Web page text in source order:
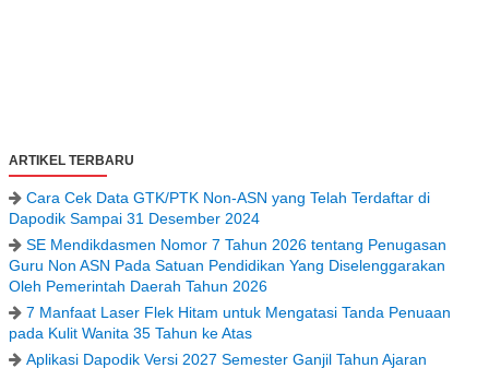
ARTIKEL TERBARU
Cara Cek Data GTK/PTK Non-ASN yang Telah Terdaftar di
Dapodik Sampai 31 Desember 2024
SE Mendikdasmen Nomor 7 Tahun 2026 tentang Penugasan
Guru Non ASN Pada Satuan Pendidikan Yang Diselenggarakan
Oleh Pemerintah Daerah Tahun 2026
7 Manfaat Laser Flek Hitam untuk Mengatasi Tanda Penuaan
pada Kulit Wanita 35 Tahun ke Atas
Aplikasi Dapodik Versi 2027 Semester Ganjil Tahun Ajaran